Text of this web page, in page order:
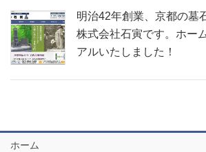
明治42年創業、京都の墓
株式会社石寅です。ホー
アルいたしました！
ホーム